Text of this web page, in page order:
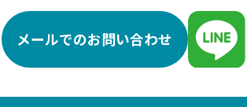
メールでのお問い合わせ